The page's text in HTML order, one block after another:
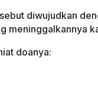
diwujudkan
meninggalkannya
doanya: